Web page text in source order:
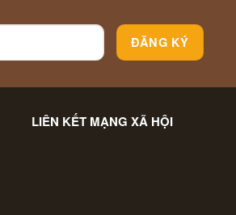
LIÊN KẾT MẠNG XÃ HỘI